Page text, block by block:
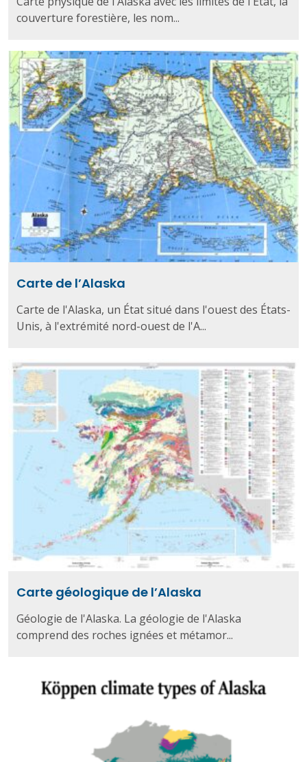
couverture forestière, les nom...
Carte de l’Alaska
Carte de l'Alaska, un État situé dans l'ouest des États-
Unis, à l'extrémité nord-ouest de l'A...
Carte géologique de l’Alaska
Géologie de l'Alaska. La géologie de l'Alaska
comprend des roches ignées et métamor...